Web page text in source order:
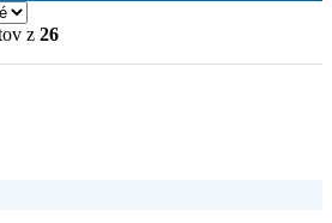
z 26